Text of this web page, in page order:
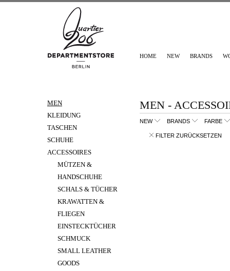
HOME NEW BRANDS
MEN
KLEIDUNG
TASCHEN
SCHUHE
ACCESSOIRES
MÜTZEN &
HANDSCHUHE
SCHALS & TÜCHER
KRAWATTEN &
FLIEGEN
EINSTECKTÜCHER
SCHMUCK
SMALL LEATHER
GOODS
MEN -
NEW BRANDS FARBE
FILTER ZURÜCKSETZEN